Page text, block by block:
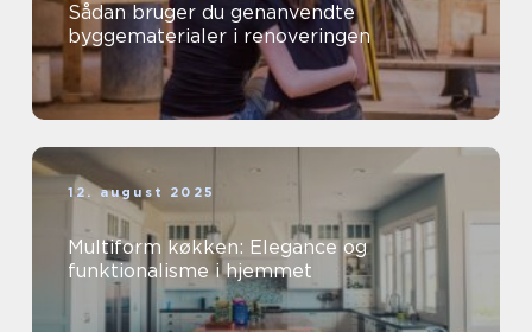
Sådan bruger du genanvendte
byggematerialer i renoveringen
12. august 2025
Multiform køkken: Elegance og
funktionalisme i hjemmet